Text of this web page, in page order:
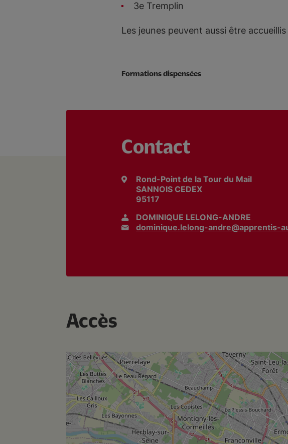
3e Tremplin
Les jeunes peuvent aussi être
Formations dispensées
Contact
Rond-Point de la Tour du Mail
SANNOIS CEDEX
95117
DOMINIQUE LELONG-ANDRE
dominique.lelong-andre@apprentis-
Accès